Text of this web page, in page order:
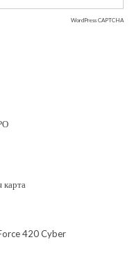
WordPress CAPTCHA